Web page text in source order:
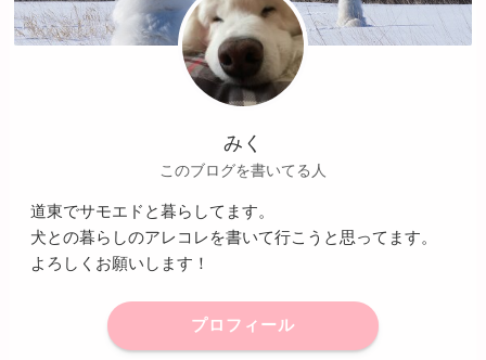
みく
このブログを書いてる人
道東でサモエドと暮らしてます。
犬との暮らしのアレコレを書いて行こうと思ってます。
よろしくお願いします！
プロフィール